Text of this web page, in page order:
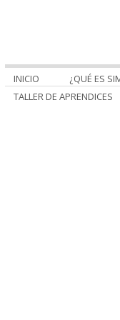
INICIO ¿QUÉ ES
TALLER DE APRENDICES